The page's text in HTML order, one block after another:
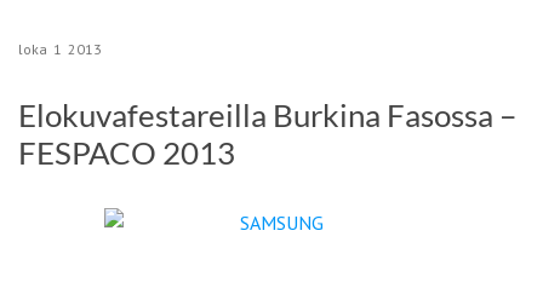
loka 1 2013
Elokuvafestareilla Burkina Fasossa –
FESPACO 2013